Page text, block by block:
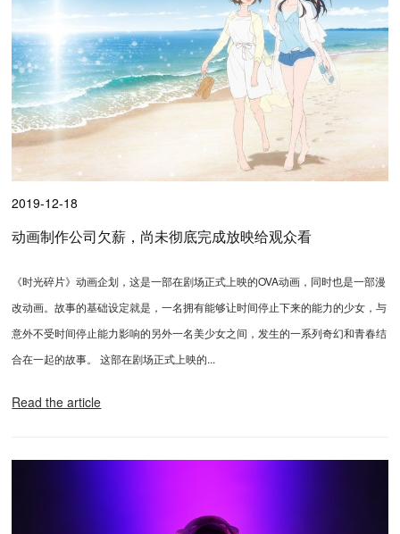
2019-12-18
动画制作公司欠薪，尚未彻底完成放映给观众看
《时光碎片》动画企划，这是一部在剧场正式上映的OVA动画，同时也是一部漫
改动画。故事的基础设定就是，一名拥有能够让时间停止下来的能力的少女，与
意外不受时间停止能力影响的另外一名美少女之间，发生的一系列奇幻和青春结
合在一起的故事。 这部在剧场正式上映的...
Read the article